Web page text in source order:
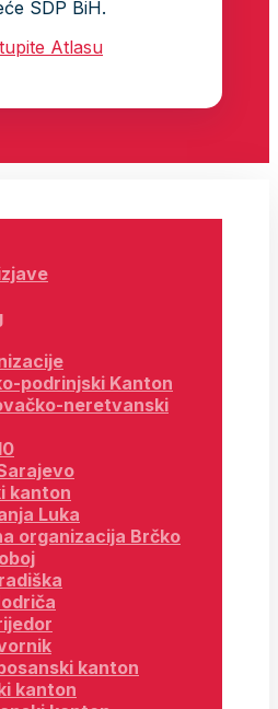
SDP BiH.
Atlasu
podrinjski Kanton
neretvanski
kanton
Luka
organizacija Brčko
kanton
kanton